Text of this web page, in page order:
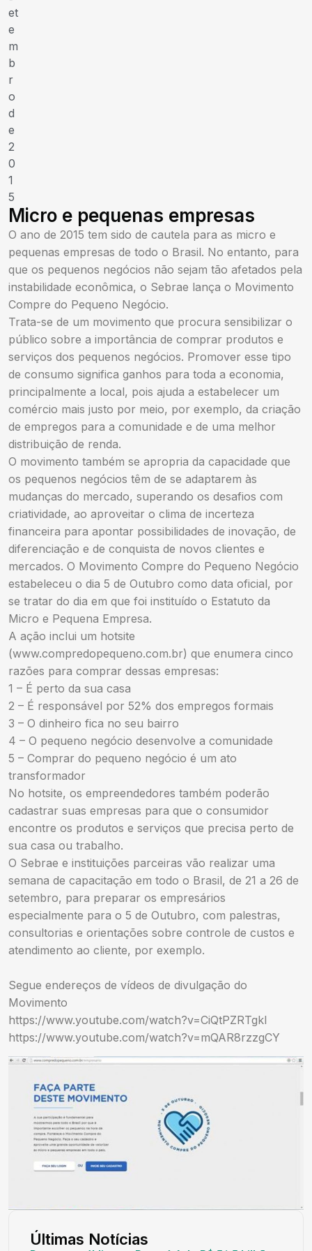
et
e
m
b
r
o
d
e
2
0
1
5
Micro e pequenas empresas
O ano de 2015 tem sido de cautela para as micro e
pequenas empresas de todo o Brasil. No entanto, para
que os pequenos negócios não sejam tão afetados pela
instabilidade econômica, o Sebrae lança o Movimento
Compre do Pequeno Negócio.
Trata-se de um movimento que procura sensibilizar o
público sobre a importância de comprar produtos e
serviços dos pequenos negócios. Promover esse tipo
de consumo significa ganhos para toda a economia,
principalmente a local, pois ajuda a estabelecer um
comércio mais justo por meio, por exemplo, da criação
de empregos para a comunidade e de uma melhor
distribuição de renda.
O movimento também se apropria da capacidade que
os pequenos negócios têm de se adaptarem às
mudanças do mercado, superando os desafios com
criatividade, ao aproveitar o clima de incerteza
financeira para apontar possibilidades de inovação, de
diferenciação e de conquista de novos clientes e
mercados. O Movimento Compre do Pequeno Negócio
estabeleceu o dia 5 de Outubro como data oficial, por
se tratar do dia em que foi instituído o Estatuto da
Micro e Pequena Empresa.
A ação inclui um hotsite
(www.compredopequeno.com.br) que enumera cinco
razões para comprar dessas empresas:
1 – É perto da sua casa
2 – É responsável por 52% dos empregos formais
3 – O dinheiro fica no seu bairro
4 – O pequeno negócio desenvolve a comunidade
5 – Comprar do pequeno negócio é um ato
transformador
No hotsite, os empreendedores também poderão
cadastrar suas empresas para que o consumidor
encontre os produtos e serviços que precisa perto de
sua casa ou trabalho.
O Sebrae e instituições parceiras vão realizar uma
semana de capacitação em todo o Brasil, de 21 a 26 de
setembro, para preparar os empresários
especialmente para o 5 de Outubro, com palestras,
consultorias e orientações sobre controle de custos e
atendimento ao cliente, por exemplo.
Segue endereços de vídeos de divulgação do
Movimento
https://www.youtube.com/watch?v=CiQtPZRTgkI
https://www.youtube.com/watch?v=mQAR8rzzgCY
Últimas Notícias